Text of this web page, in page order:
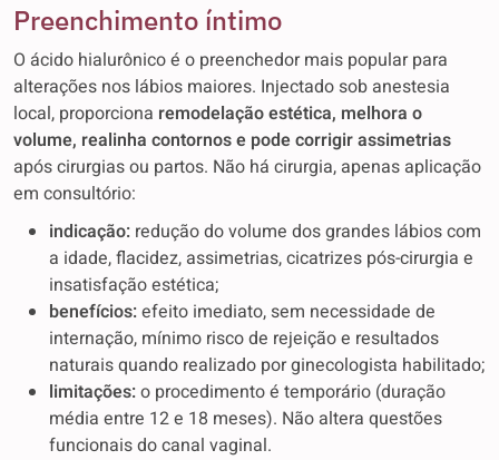
Preenchimento íntimo
O ácido hialurônico é o preenchedor mais popular para
alterações nos lábios maiores. Injectado sob anestesia
local, proporciona remodelação estética, melhora o
volume, realinha contornos e pode corrigir assimetrias
após cirurgias ou partos. Não há cirurgia, apenas aplicação
em consultório:
indicação: redução do volume dos grandes lábios com
a idade, flacidez, assimetrias, cicatrizes pós-cirurgia e
insatisfação estética;
benefícios:efeito imediato, sem necessidade de
internação, mínimo risco de rejeição e resultados
naturais quando realizado por ginecologista habilitado;
limitações:o procedimento é temporário (duração
média entre 12 e 18 meses). Não altera questões
funcionais do canal vaginal.